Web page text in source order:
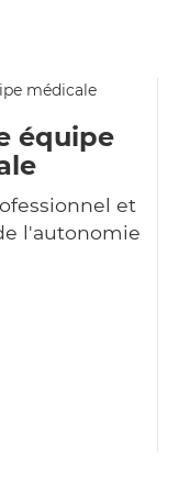
équipe
et
l'autonomie